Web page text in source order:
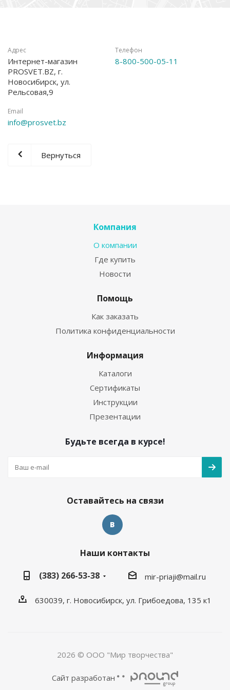
Адрес
Интернет-магазин
PROSVET.BZ, г.
Новосибирск, ул.
Рельсовая,9
Телефон
8-800-500-05-11
Email
info@prosvet.bz
Вернуться
Компания
О компании
Где купить
Новости
Помощь
Как заказать
Политика конфиденциальности
Информация
Каталоги
Сертификаты
Инструкции
Презентации
Будьте всегда в курсе!
Оставайтесь на связи
Наши контакты
(383) 266-53-38
mir-priaji@mail.ru
630039, г. Новосибирск, ул. Грибоедова, 135 к1
2026 © ООО "Мир творчества"
Сайт разработан